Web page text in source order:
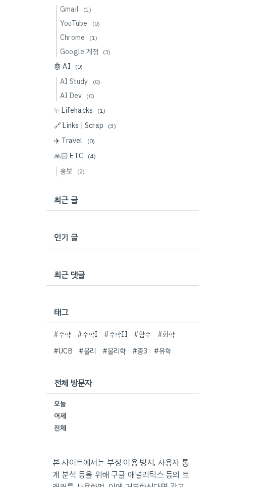
Gmail (1)
YouTube (0)
Chrome (1)
Google 계정 (3)
🤖 AI (0)
AI Study (0)
AI Dev (0)
✨ Lifehacks (1)
🔗 Links | Scrap (3)
✈️ Travel (0)
🙏🏻 ETC (4)
홍보 (2)
최근 글
인기 글
최근 댓글
태그
#수학 #수학I #수학II #함수
#화학
#UCB
#물리 #물리학 #중3 #유학
전체 방문자
오늘
어제
전체
본 사이트에서는 부정 이용 방지, 사용자 통
계 분석 등을 위해 구글 애널리틱스 등의 트